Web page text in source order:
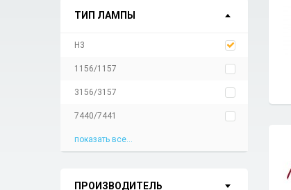
ТИП ЛАМПЫ
H3
1156/1157
3156/3157
7440/7441
показать все...
ПРОИЗВОДИТЕЛЬ